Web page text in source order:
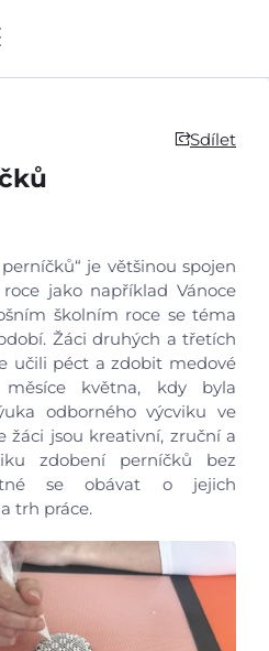
Sdílet
je většinou spojen
jako například Vánoce
školním roce se téma
Žáci druhých a třetích
učili péct a zdobit medové
května, kdy byla
odborného výcviku ve
žáci jsou kreativní, zruční a
zdobení perníčků bez
se obávat o jejich
trh práce.